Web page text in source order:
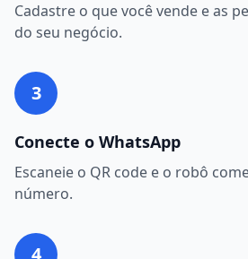
Cadastre o que você vende e as
do seu negócio.
3
Conecte o WhatsApp
Escaneie o QR code e o robô
número.
4